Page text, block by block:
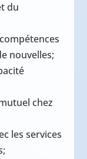
du
nouvelles;
chez
les services